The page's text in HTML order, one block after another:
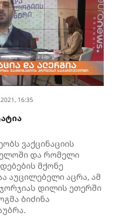
16:35
ვაქცინაციის
და რომელი
მქონე
აუცილებელი აცრა, ამ
დილის ეთერში
ბიძინა